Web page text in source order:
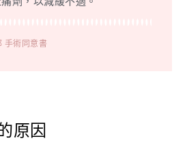
手術同意書
原因